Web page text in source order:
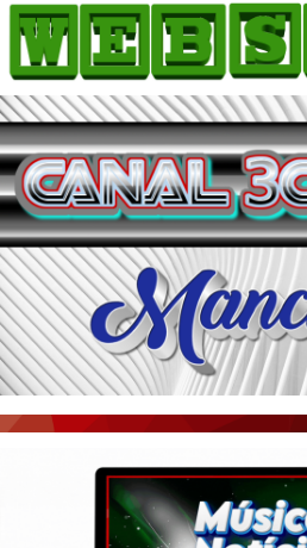
HOME
COMO ANUNCIAR
JORNAIS DO BRASIL
PODCAST/NOTÍCIAS
AS NOTÍCIAS DO DIA
ACONTECEU...VIROU MANCHETE!
BLOGS & COLUNAS
AGÊNCIA DE NOTÍCIAS
CNN BRASIL